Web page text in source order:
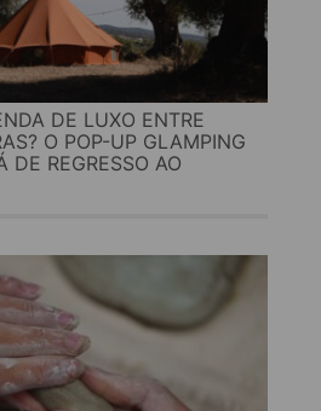
DE LUXO ENTRE
O POP-UP GLAMPING
DE REGRESSO AO